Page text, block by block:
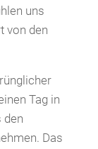
uns
von den
Tag in
den
Das